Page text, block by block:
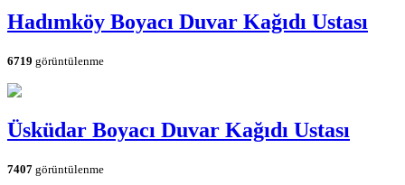
Hadımköy Boyacı Duvar Kağıdı Ustası
6719 görüntülenme
Üsküdar Boyacı Duvar Kağıdı Ustası
7407 görüntülenme